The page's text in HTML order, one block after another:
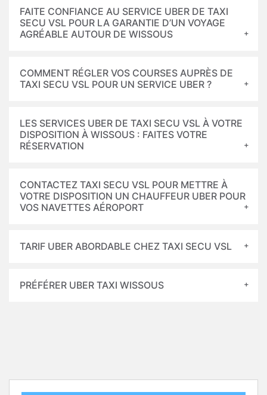
FAITE CONFIANCE AU SERVICE UBER DE TAXI
SECU VSL POUR LA GARANTIE D’UN VOYAGE
AGRÉABLE AUTOUR DE WISSOUS
COMMENT RÉGLER VOS COURSES AUPRÈS DE
TAXI SECU VSL POUR UN SERVICE UBER ?
LES SERVICES UBER DE TAXI SECU VSL À VOTRE
DISPOSITION À WISSOUS : FAITES VOTRE
RÉSERVATION
CONTACTEZ TAXI SECU VSL POUR METTRE À
VOTRE DISPOSITION UN CHAUFFEUR UBER POUR
VOS NAVETTES AÉROPORT
TARIF UBER ABORDABLE CHEZ TAXI SECU VSL
PRÉFÉRER UBER TAXI WISSOUS